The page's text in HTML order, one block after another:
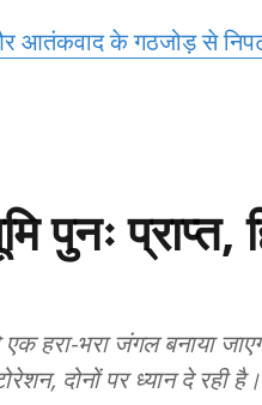
आतंकवाद के गठजोड़ से
प्राप्त,
हरा-भरा जंगल बनाया
दोनों पर ध्यान दे रही है।